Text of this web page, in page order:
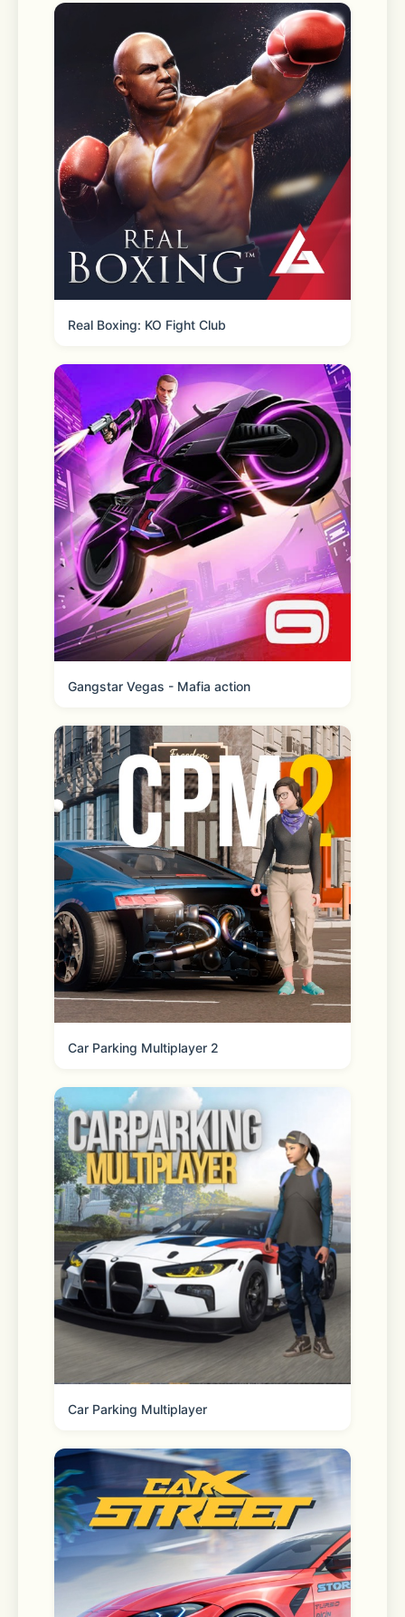
无论是分享旅行照片、工作截图、设计素
材，还是任何图片合集，小小打包器都能
帮你快速高效地完成。
使用条款：
https://www.apple.com/legal/internet-
services/itunes/dev/stdeula/
Real Boxing: KO Fight Club
Gangstar Vegas - Mafia action
Car Parking Multiplayer 2
Car Parking Multiplayer